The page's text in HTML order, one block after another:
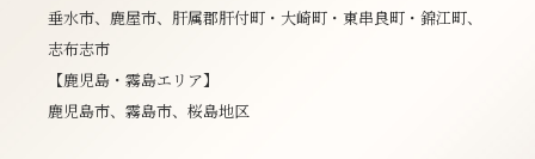
垂水市、鹿屋市、肝属郡肝付町・大崎町・東串良町・錦江町、
志布志市
【鹿児島・霧島エリア】
鹿児島市、霧島市、桜島地区